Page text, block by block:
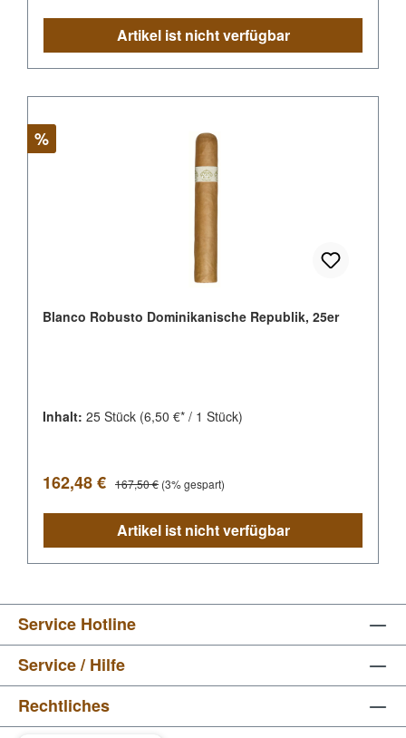
Artikel ist nicht verfügbar
Rabatt
%
Blanco Robusto Dominikanische Republik, 25er
Inhalt: 25 Stück (6,50 €* / 1 Stück)
Verkaufspreis:
162,48 € Regulärer Preis:
167,50 € (3% gespart)
Artikel ist nicht verfügbar
Service Hotline
Service / Hilfe
Rechtliches